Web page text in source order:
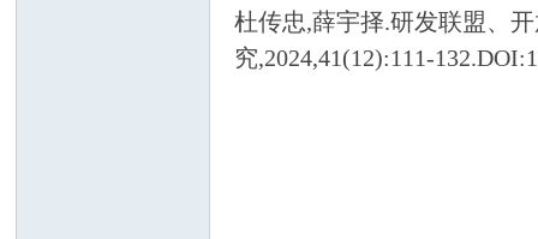
杜传忠,薛宇择.研发联盟、
究,2024,41(12):111-